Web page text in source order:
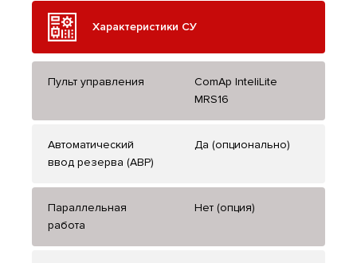
Характеристики СУ
Пульт управления
ComAp InteliLite
MRS16
Автоматический
ввод резерва (АВР)
Да (опционально)
Параллельная
работа
Нет (опция)